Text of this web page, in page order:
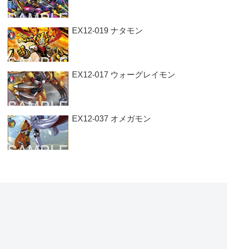
EX12-019 ナタモン
EX12-017 ウォーグレイモン
EX12-037 オメガモン